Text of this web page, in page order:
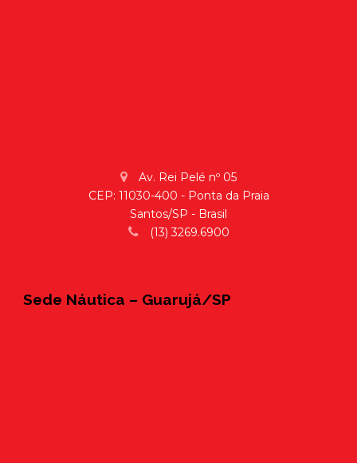
Av. Rei Pelé nº 05
CEP: 11030-400 - Ponta da Praia
Santos/SP - Brasil
(13) 3269.6900
Sede Náutica – Guarujá/SP